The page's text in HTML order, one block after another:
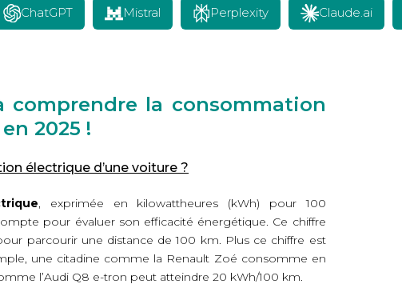
ChatGPT Mistral Perplexity Claude.ai
comprendre la consommation
2025 !
électrique d’une voiture ?
, exprimée en kilowattheures (kWh) pour 100
pour évaluer son efficacité énergétique. Ce chiffre
parcourir une distance de 100 km. Plus ce chiffre est
une citadine comme la Renault Zoé consomme en
l’Audi Q8 e-tron peut atteindre 20 kWh/100 km.